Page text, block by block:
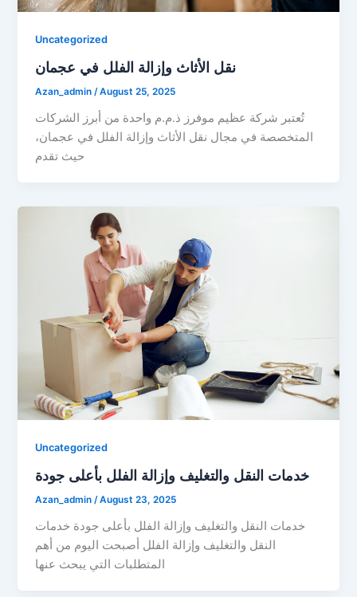
Uncategorized
نقل الأثاث وإزالة الفلل في عجمان
Azan_admin /August 25, 2025
تُعتبر شركة عظيم موفرز ذ.م.م واحدة من أبرز الشركات
المتخصصة في مجال نقل الأثاث وإزالة الفلل في عجمان،
حيث تقدم
Uncategorized
خدمات النقل والتغليف وإزالة الفلل بأعلى جودة
Azan_admin /August 23, 2025
خدمات النقل والتغليف وإزالة الفلل بأعلى جودة خدمات
النقل والتغليف وإزالة الفلل أصبحت اليوم من أهم
المتطلبات التي يبحث عنها